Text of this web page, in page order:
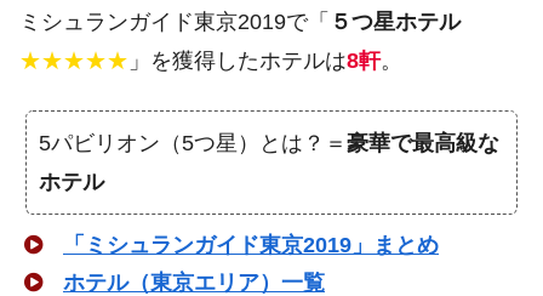
ミシュランガイド東京2019で「 ５つ星ホテル
★★★★★ 」を獲得したホテルは8軒。
5パビリオン（5つ星）とは？＝ 豪華で最高級な
ホテル
「ミシュランガイド東京2019」まとめ
ホテル（東京エリア）一覧